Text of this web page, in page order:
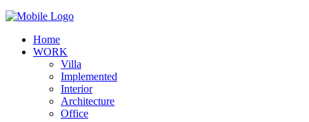
Home
WORK
Villa
Implemented
Interior
Architecture
Office